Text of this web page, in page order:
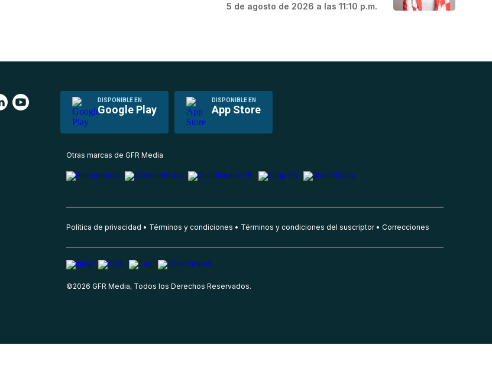
5 de agosto de 2026 a las 11:10 p.m.
DISPONIBLE EN
Google Play
DISPONIBLE EN
App Store
Otras marcas de GFR Media
Política de privacidad Términos y condiciones Términos y condiciones del suscriptor Correcciones
©2026 GFR Media, Todos los Derechos Reservados.